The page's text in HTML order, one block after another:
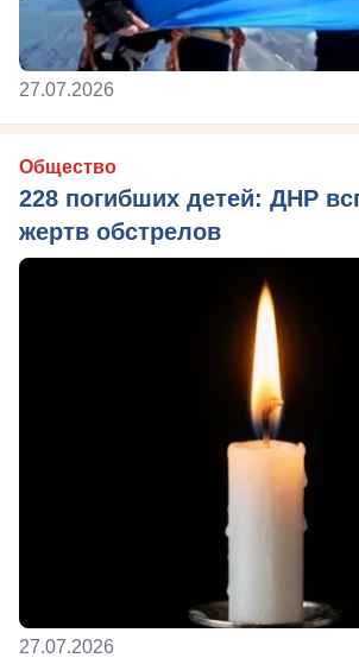
27.07.2026
Общество
228 погибших детей: ДНР
жертв обстрелов
27.07.2026